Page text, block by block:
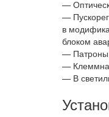
—
—
в
блоком
— Патроны
—
— В